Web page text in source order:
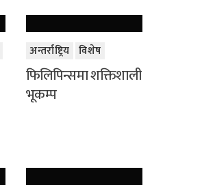
अन्तर्राष्ट्रिय विशेष
फिलिपिन्समा शक्तिशाली
भूकम्प